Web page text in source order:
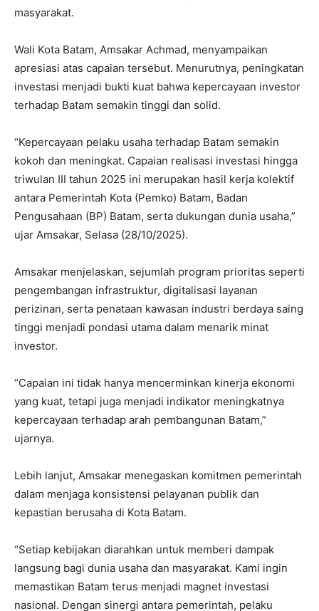
masyarakat.
Wali Kota Batam, Amsakar Achmad, menyampaikan
apresiasi atas capaian tersebut. Menurutnya, peningkatan
investasi menjadi bukti kuat bahwa kepercayaan investor
terhadap Batam semakin tinggi dan solid.
“Kepercayaan pelaku usaha terhadap Batam semakin
kokoh dan meningkat. Capaian realisasi investasi hingga
triwulan III tahun 2025 ini merupakan hasil kerja kolektif
antara Pemerintah Kota (Pemko) Batam, Badan
Pengusahaan (BP) Batam, serta dukungan dunia usaha,”
ujar Amsakar, Selasa (28/10/2025).
Amsakar menjelaskan, sejumlah program prioritas seperti
pengembangan infrastruktur, digitalisasi layanan
perizinan, serta penataan kawasan industri berdaya saing
tinggi menjadi pondasi utama dalam menarik minat
investor.
“Capaian ini tidak hanya mencerminkan kinerja ekonomi
yang kuat, tetapi juga menjadi indikator meningkatnya
kepercayaan terhadap arah pembangunan Batam,”
ujarnya.
Lebih lanjut, Amsakar menegaskan komitmen pemerintah
dalam menjaga konsistensi pelayanan publik dan
kepastian berusaha di Kota Batam.
“Setiap kebijakan diarahkan untuk memberi dampak
langsung bagi dunia usaha dan masyarakat. Kami ingin
memastikan Batam terus menjadi magnet investasi
nasional. Dengan sinergi antara pemerintah, pelaku